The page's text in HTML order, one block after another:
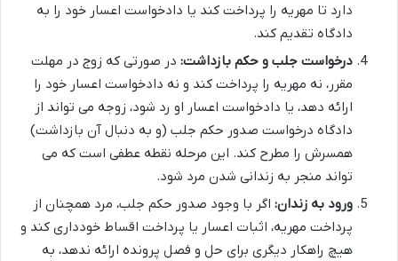
دارد تا مهریه را پرداخت کند یا دادخواست اعسار خود را به
دادگاه تقدیم کند.
درخواست جلب و حکم بازداشت: در صورتی که زوج در مهلت
مقرر، نه مهریه را پرداخت کند و نه دادخواست اعسار خود را
ارائه دهد، یا دادخواست اعسار او رد شود، زوجه می تواند از
دادگاه درخواست صدور حکم جلب (و به دنبال آن بازداشت)
همسرش را مطرح کند. این مرحله نقطه عطفی است که می
تواند منجر به زندانی شدن مرد شود.
ورود به زندان: اگر با وجود صدور حکم جلب، مرد همچنان از
پرداخت مهریه، اثبات اعسار یا پرداخت اقساط خودداری کند و
هیچ راهکار دیگری برای حل و فصل پرونده ارائه ندهد، به